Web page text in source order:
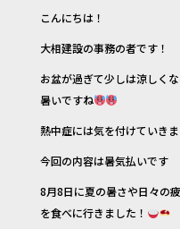
c
e
b
o
o
k
it
te
r
e
こんにちは！
大相建設の事務の者です！
お盆が過ぎて少しは涼しく
暑いですね
熱中症には気を付けていきま
今回の内容は暑気払いです
8月8日に夏の暑さや日々の
を食べに行きました！